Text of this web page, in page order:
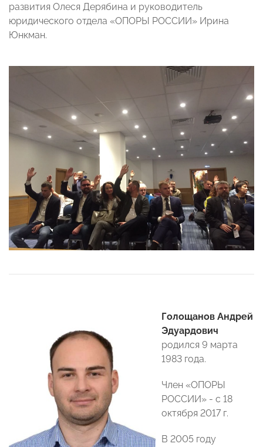
развития Олеся Дерябина и руководитель
юридического отдела «ОПОРЫ РОССИИ» Ирина
Юнкман.
Голощанов Андрей
Эдуардович
родился 9 марта
1983 года.
Член «ОПОРЫ
РОССИИ» - с 18
октября 2017 г.
В 2005 году